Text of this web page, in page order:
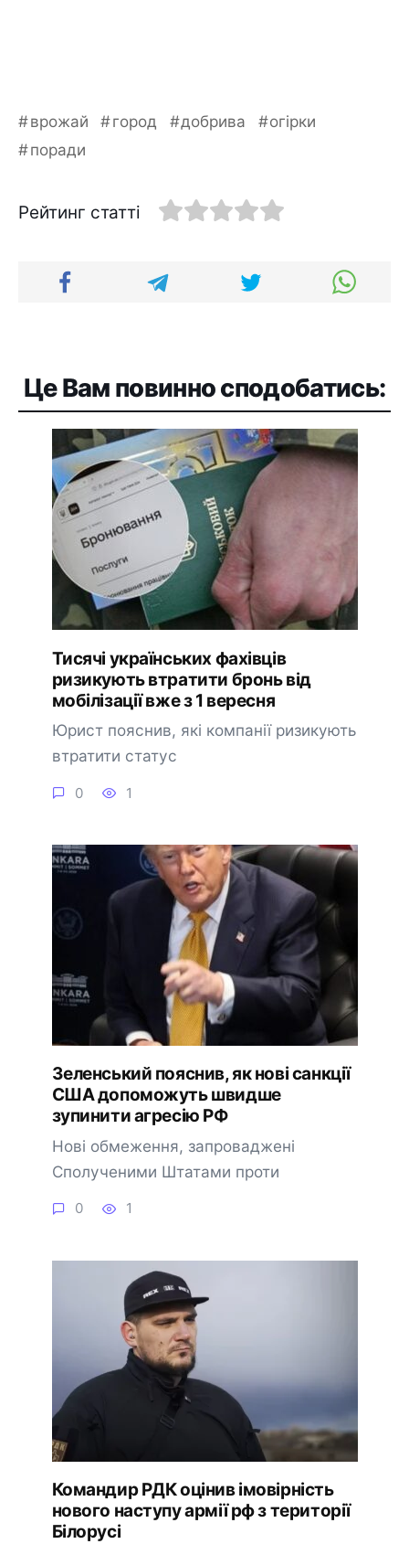
врожай город добрива
огірки
поради
Рейтинг статті
Це Вам повинно сподобатись:
Тисячі українських фахівців
ризикують втратити бронь від
мобілізації вже з 1 вересня
Юрист пояснив, які компанії ризикують
втратити статус
0 1
Зеленський пояснив, як нові санкції
США допоможуть швидше
зупинити агресію РФ
Нові обмеження, запроваджені
Сполученими Штатами проти
0 1
Командир РДК оцінив імовірність
нового наступу армії рф з території
Білорусі